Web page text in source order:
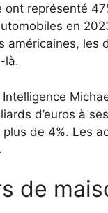
représenté
en
américaines, les
là.
Intelligence
d’euros à
de 4%. Les
de